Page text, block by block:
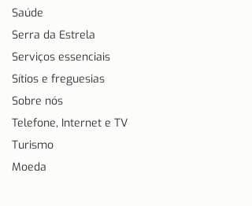
Saúde
Serra da Estrela
Serviços essenciais
Sítios e freguesias
Sobre nós
Telefone, Internet e TV
Turismo
Moeda